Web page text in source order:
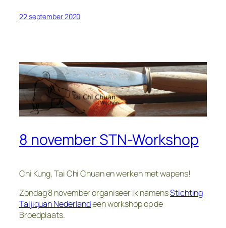
22 september 2020
8 november STN-Workshop
Chi Kung, Tai Chi Chuan en werken met wapens!
Zondag 8 november organiseer ik namensStichting
Taijiquan Nederlandeen workshop op de
Broedplaats.